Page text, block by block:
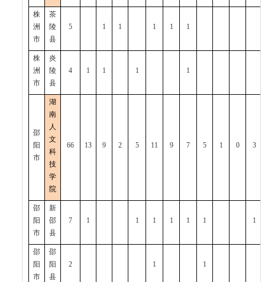
株
洲
市
茶
陵
县
5 1 1 1 1 1
株
洲
市
炎
陵
县
4 1 1 1 1
邵
阳
市
湖
南
人
文
科
技
学
院
66 13 9 2 5 11 9 7 5 1 0 3
邵
阳
市
新
邵
县
7 1 1 1 1 1 1 1
邵
阳
市
邵
阳
县
2 1 1